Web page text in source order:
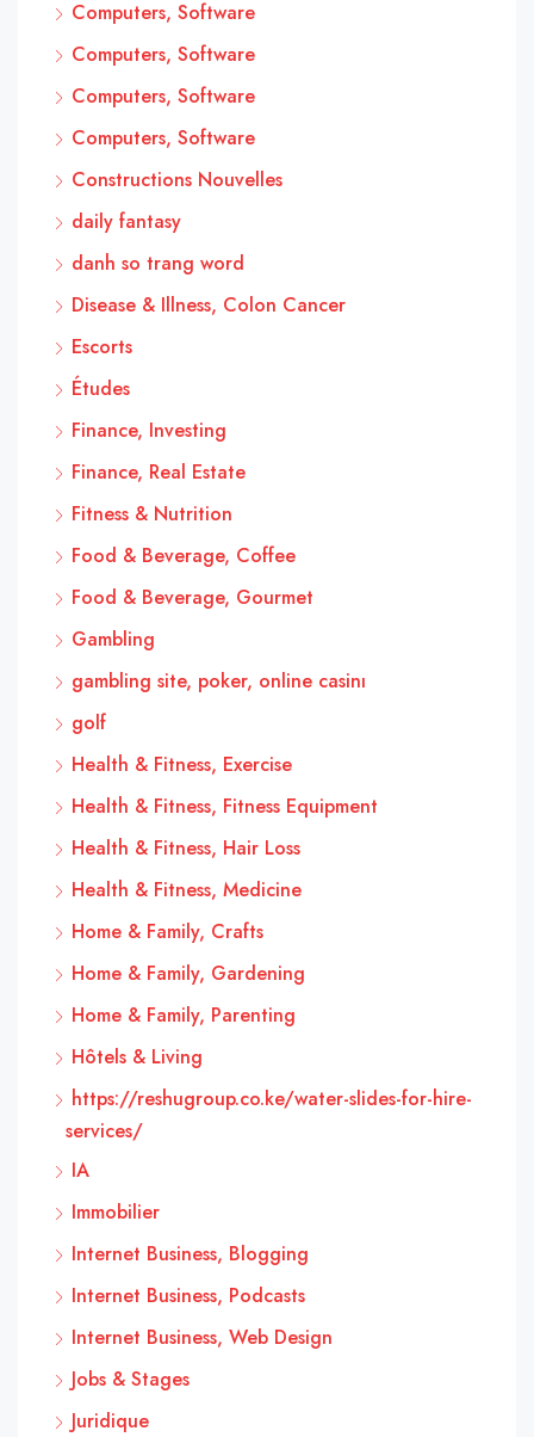
Computers, Software
Computers, Software
Computers, Software
Computers, Software
Constructions Nouvelles
daily fantasy
danh so trang word
Disease & Illness, Colon Cancer
Escorts
Études
Finance, Investing
Finance, Real Estate
Fitness & Nutrition
Food & Beverage, Coffee
Food & Beverage, Gourmet
Gambling
gambling site, poker, online casinı
golf
Health & Fitness, Exercise
Health & Fitness, Fitness Equipment
Health & Fitness, Hair Loss
Health & Fitness, Medicine
Home & Family, Crafts
Home & Family, Gardening
Home & Family, Parenting
Hôtels & Living
https://reshugroup.co.ke/water-slides-for-hire-
services/
IA
Immobilier
Internet Business, Blogging
Internet Business, Podcasts
Internet Business, Web Design
Jobs & Stages
Juridique